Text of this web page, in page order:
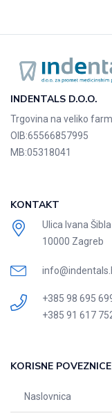
INDENTALS D.O.O.
Trgovina na veliko
OIB:65566857995
MB:05318041
KONTAKT
Ulica Ivana
10000 Zagreb
+385 98 695
+385 91 617
KORISNE POVEZNICE
Naslovnica